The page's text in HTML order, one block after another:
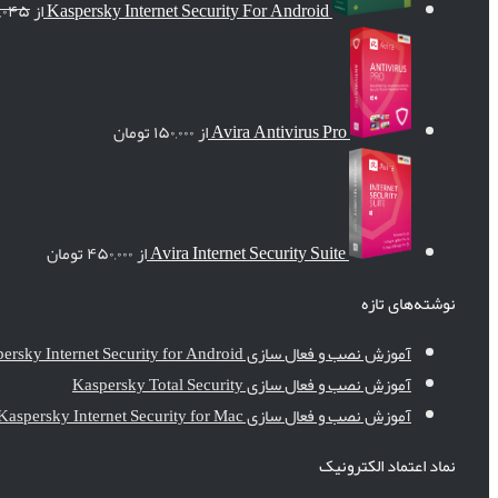
Kaspersky Internet Security For Androidاز
Avira Antivirus Proاز۱۵۰,۰۰۰تومان
Avira Internet Security Suiteاز۴۵۰,۰۰۰تومان
نوشته‌های تازه
آموزش نصب و فعال سازی Kaspersky Internet Security for Android
آموزش نصب و فعال سازی Kaspersky Total Security
آموزش نصب و فعال سازی Kaspersky Internet Security for Mac
نماد اعتماد الکترونیک